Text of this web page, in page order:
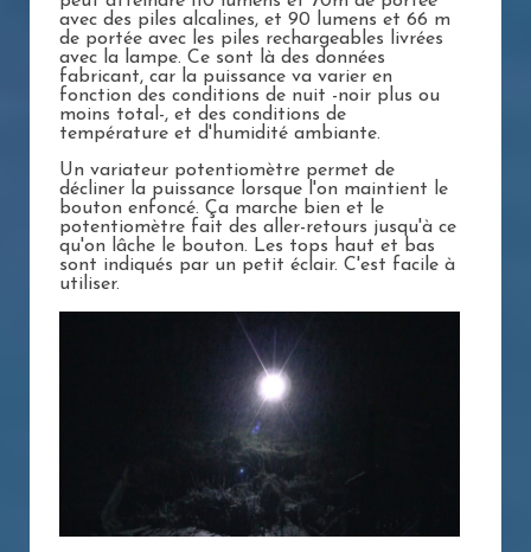
avec des piles alcalines, et 90 lumens et 66 m
de portée avec les piles rechargeables livrées
avec la lampe. Ce sont là des données
fabricant, car la puissance va varier en
fonction des conditions de nuit -noir plus ou
moins total-, et des conditions de
température et d'humidité ambiante.
Un variateur potentiomètre permet de
décliner la puissance lorsque l'on maintient le
bouton enfoncé. Ça marche bien et le
potentiomètre fait des aller-retours jusqu'à ce
qu'on lâche le bouton. Les tops haut et bas
sont indiqués par un petit éclair. C'est facile à
utiliser.